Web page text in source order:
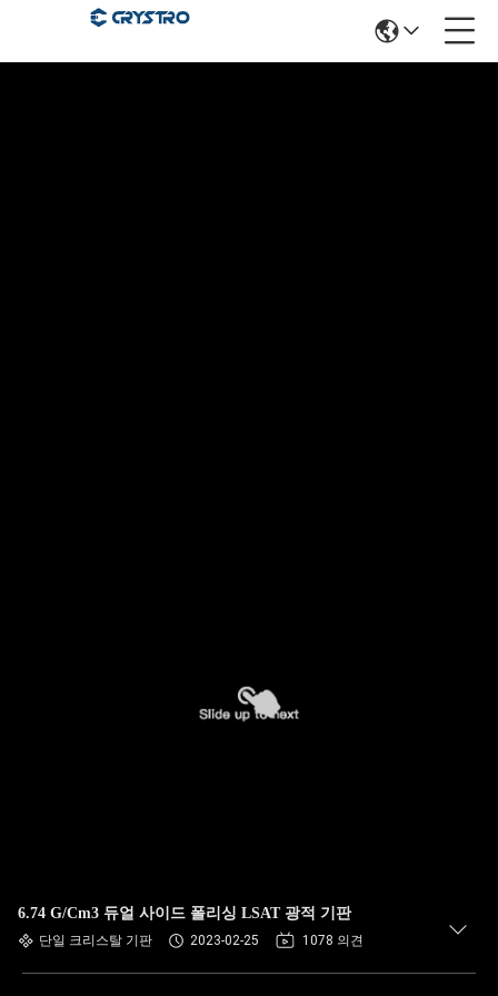
6.74 G/Cm3 듀얼 사이드 폴리싱 LSAT 광적 기판
단일 크리스탈 기판 2023-02-25 1078 의견